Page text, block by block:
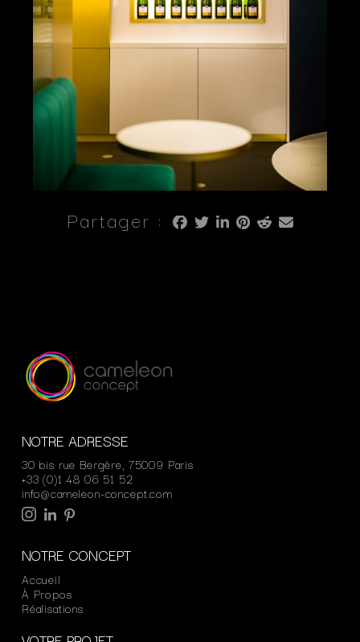
Partager :
NOTRE ADRESSE
30 bis rue Bergère, 75009 Paris
+33 (0)1 48 06 51 52
info@cameleon-concept.com
NOTRE CONCEPT
Accueil
À Propos
Réalisations